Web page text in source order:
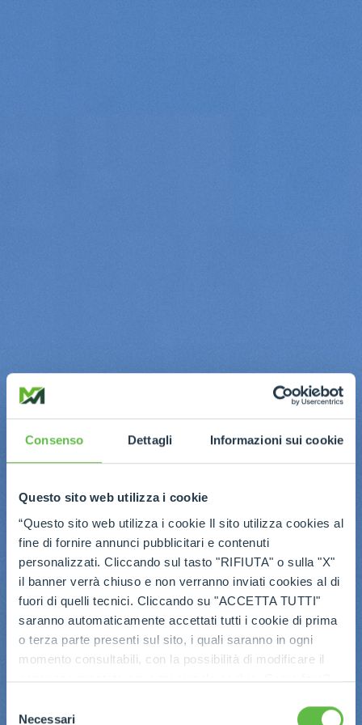
Consenso Dettagli Informazioni sui cookie
Questo sito web utilizza i cookie
“Questo sito web utilizza i cookie Il sito utilizza cookies al
fine di fornire annunci pubblicitari e contenuti
personalizzati. Cliccando sul tasto "RIFIUTA" o sulla "X"
il banner verrà chiuso e non verranno inviati cookies al di
fuori di quelli tecnici. Cliccando su "ACCETTA TUTTI"
saranno automaticamente accettati tutti i cookie di prima
o terza parte presenti sul sito, i quali saranno in ogni
momento consultabili, con la possibilità di modificare il
consenso prestato per ogni singolo cookie. Come fare?
ogni pagina, selezionare "Modifichi il suo consenso" e
Necessari